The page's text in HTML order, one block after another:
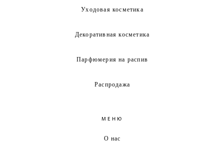
Уходовая косметика
Декоративная косметика
Парфюмерия на распив
Распродажа
МЕНЮ
О нас